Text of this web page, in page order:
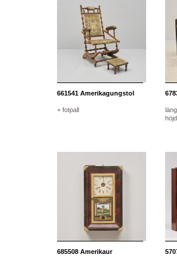
661541 Amerikagungstol
+ fotpall
685508 Amerikaur